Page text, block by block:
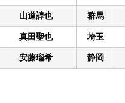
山道諄也 群馬
真田聖也 埼玉
安藤瑠希 静岡